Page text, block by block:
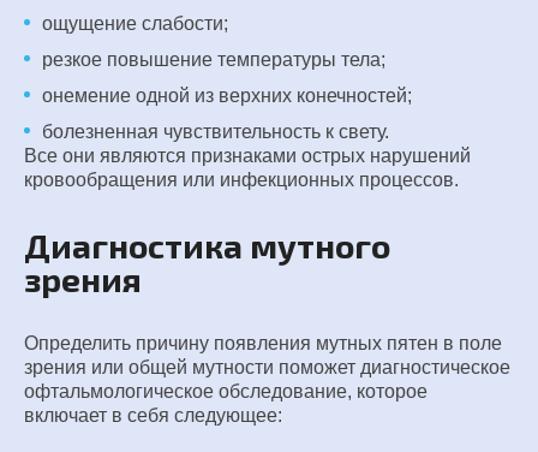
ощущение слабости;
резкое повышение температуры тела;
онемение одной из верхних конечностей;
болезненная чувствительность к свету.
Все они являются признаками острых нарушений
кровообращения или инфекционных процессов.
Диагностика мутного
зрения
Определить причину появления мутных пятен в поле
зрения или общей мутности поможет диагностическое
офтальмологическое обследование, которое
включает в себя следующее: